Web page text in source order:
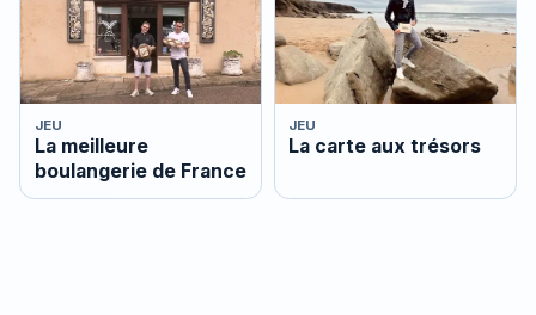
JEU
La meilleure
boulangerie de France
JEU
La carte aux trésors